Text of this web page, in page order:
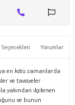
Yorumlar
en kötü zamanlarda
ve tavsiyeler
yakından ilgilenen
ve bunun